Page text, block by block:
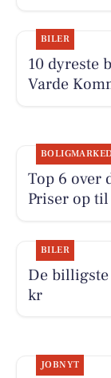
BILER
10 dyreste
Varde
Top 6 over
Priser op
BILER
De
kr
JOBNYT